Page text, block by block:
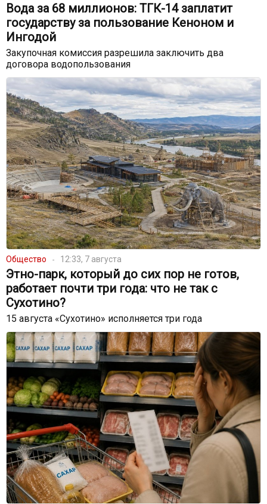
Вода за 68 миллионов: ТГК-14 заплатит
государству за пользование Кеноном и
Ингодой
Закупочная комиссия разрешила заключить два
договора водопользования
Общество 12:33, 7 августа
Этно-парк, который до сих пор не готов,
работает почти три года: что не так с
Сухотино?
15 августа «Сухотино» исполняется три года